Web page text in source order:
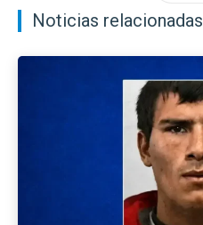
Noticias relacionadas